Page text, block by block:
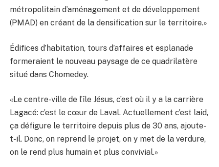
métropolitain d’aménagement et de développement
(PMAD) en créant de la densification sur le territoire.»
Édifices d’habitation, tours d’affaires et esplanade
formeraient le nouveau paysage de ce quadrilatère
situé dans Chomedey.
«Le centre-ville de l’île Jésus, c’est où il y a la carrière
Lagacé: c’est le cœur de Laval. Actuellement c’est laid,
ça défigure le territoire depuis plus de 30 ans, ajoute-
t-il. Donc, on reprend le projet, on y met de la verdure,
on le rend plus humain et plus convivial.»